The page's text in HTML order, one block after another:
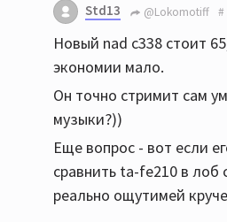
Std13 @Lokomotiff
Новый nad c338 стоит
экономии мало.
Он точно стримит сам
музыки?))
Еще вопрос - вот если
сравнить ta-fe210 в лоб
реально ощутимей